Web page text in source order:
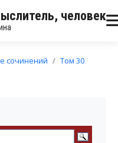
человек
сочинений
Том 30